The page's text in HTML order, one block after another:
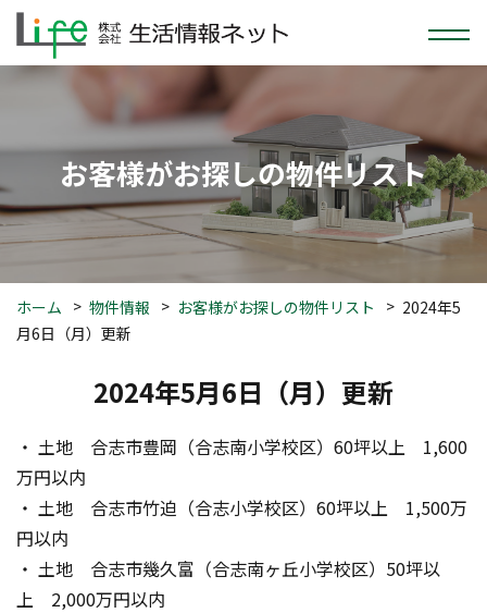
お客様がお探しの物件リスト
ホーム 物件情報 お客様がお探しの物件リスト
2024年5
月6日（月）更新
2024年5月6日（月）更新
・ 土地　合志市豊岡（合志南小学校区）60坪以上　1,600
万円以内
・ 土地　合志市竹迫（合志小学校区）60坪以上　1,500万
円以内
・ 土地　合志市幾久富（合志南ヶ丘小学校区）50坪以
上　2,000万円以内